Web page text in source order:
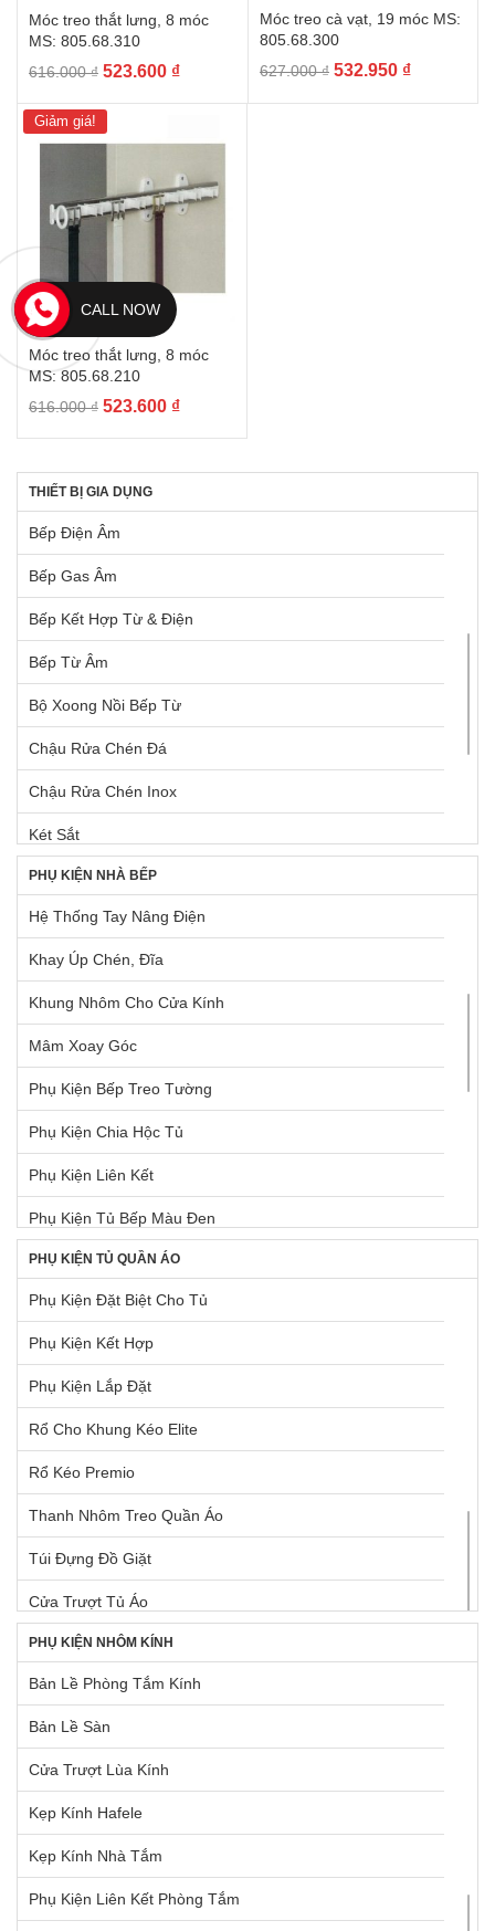
Móc treo thắt lưng, 8 móc
MS: 805.68.310
616.000₫ Giá
là:
616.000 ₫.
523.600 ₫Giá
là:
Móc treo cà vạt, 19 móc MS:
805.68.300
627.000₫ Giá
532.950 ₫Giá
Giảm giá!
Móc treo thắt lưng, 8 móc
MS: 805.68.210
616.000₫ Giá
616.000 ₫.
523.600 ₫Giá
là:
THIẾT BỊ GIA DỤNG
Bếp Điện Âm
Bếp Gas Âm
Bếp Kết Hợp Từ & Điện
Bếp Từ Âm
Bộ Xoong Nồi Bếp Từ
Chậu Rửa Chén Đá
Chậu Rửa Chén Inox
Két Sắt
Lò Nướng Âm Tủ
Lò Nướng Ngoài Trời
Máy Giặt & Máy Sấy
Máy Hút Mùi Âm Tủ
Máy Hút Mùi Gắn Tường
Máy Pha Cà Phê
Máy Rửa Chén
Máy Xay, Máy Ép Trái Cây
Phụ Kiện Chậu + Máy Hút Mùi
Tủ Lạnh
Vòi Rửa Chén Đá
Vòi Rửa Chén Kim Loại
TỦ LẠNH BOSCH
PHỤ KIỆN NHÀ BẾP
Hệ Thống Tay Nâng Điện
Khay Úp Chén, Đĩa
Khung Nhôm Cho Cửa Kính
Mâm Xoay Góc
Phụ Kiện Bếp Treo Tường
Phụ Kiện Chia Hộc Tủ
Phụ Kiện Liên Kết
Phụ Kiện Tủ Bếp Màu Đen
Pittong Đẩy Cánh Tủ
Ray Hộp Bên Trong Tủ Dưới
Ray Hộp Cho Mặt Hộc Tủ
Ray Hộp Cho Ngăn Kéo Góc
Ray Hộp Dưới Chậu Rửa
Ray Hộp Hafele
Ray Trượt Điện Tự Động
Rổ Chứa Dụng Cụ Vệ Sinh
Rổ Kéo Dùng Cho Tủ Cao
Rổ Kéo Dùng Cho Tủ Dưới
Rổ Kéo Góc
Tấm Lót Hộc Tủ
Tay Nắm Dạng Thanh Nhôm
Tay Nắm Tủ
Tay Nắm Tủ Âm
Tay Nâng Blum
PHỤ KIỆN TỦ QUẦN ÁO
Phụ Kiện Đặt Biệt Cho Tủ
Phụ Kiện Kết Hợp
Phụ Kiện Lắp Đặt
Rổ Cho Khung Kéo Elite
Rổ Kéo Premio
Thanh Nhôm Treo Quần Áo
Túi Đựng Đồ Giặt
Cửa Trượt Tủ Áo
Khay Cho Khung Kéo Elite
Khung Kéo Elite
Khung Treo Quần Áo Elite
PHỤ KIỆN NHÔM KÍNH
Bản Lề Phòng Tắm Kính
Bản Lề Sàn
Cửa Trượt Lùa Kính
Kẹp Kính Hafele
Kẹp Kính Nhà Tắm
Phụ Kiện Liên Kết Phòng Tắm
CALL NOW